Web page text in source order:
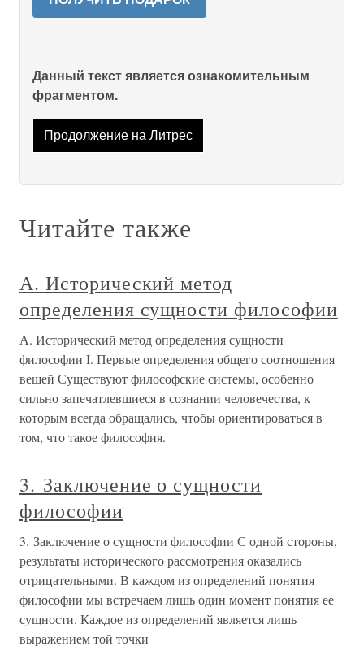
Данный текст является ознакомительным
фрагментом.
Продолжение на Литрес
Читайте также
А. Исторический метод
определения сущности философии
А. Исторический метод определения сущности
философии I. Первые определения общего соотношения
вещей Существуют философские системы, особенно
сильно запечатлевшиеся в сознании человечества, к
которым всегда обращались, чтобы ориентироваться в
том, что такое философия.
3. Заключение о сущности
философии
3. Заключение о сущности философии С одной стороны,
результаты исторического рассмотрения оказались
отрицательными. В каждом из определений понятия
философии мы встречаем лишь один момент понятия ее
сущности. Каждое из определений является лишь
выражением той точки